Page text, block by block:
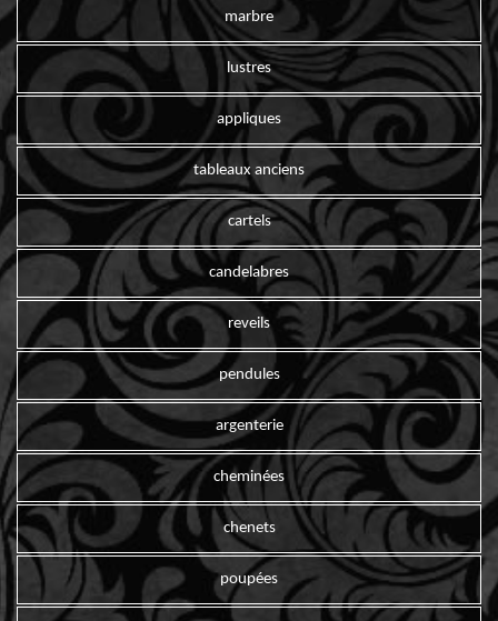
marbre
lustres
appliques
tableaux anciens
cartels
candelabres
reveils
pendules
argenterie
cheminées
chenets
poupées